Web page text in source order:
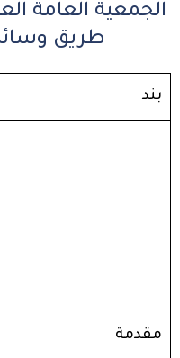
الجمعية العامة
طريق وسائل
بند
مقدمة